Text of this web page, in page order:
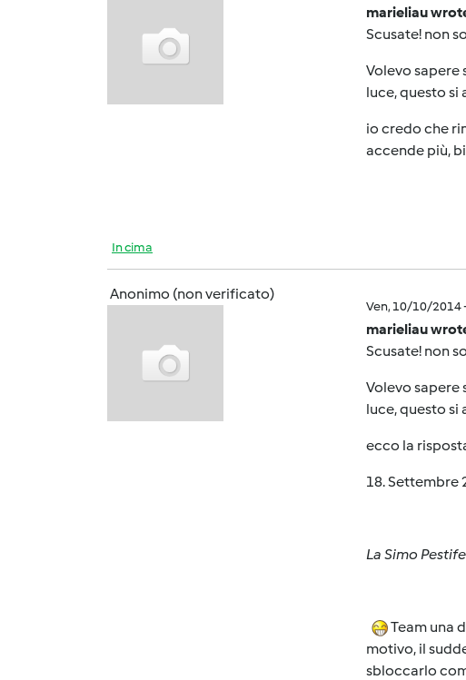
marieliau
Scusate! non
Volevo sapere
luce, questo
io credo che
accende più,
In cima
Anonimo (non verificato)
Ven, 10/10/2014
marieliau
Scusate! non
Volevo sapere
luce, questo
ecco la
18. Settembre
La Simo
Team una
motivo, il
sbloccarlo